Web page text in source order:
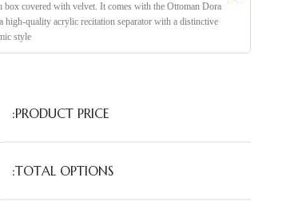
covered with velvet. It comes with the Ottoman Dora
high-quality acrylic recitation separator with a distinctive
style.
PRODUCT PRICE:
TOTAL OPTIONS: